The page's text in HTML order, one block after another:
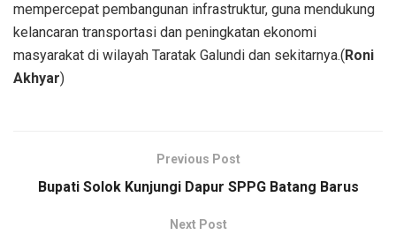
mempercepat pembangunan infrastruktur, guna mendukung
kelancaran transportasi dan peningkatan ekonomi
masyarakat di wilayah Taratak Galundi dan sekitarnya.( Roni
Akhyar)
Previous Post
Bupati Solok Kunjungi Dapur SPPG Batang Barus
Next Post